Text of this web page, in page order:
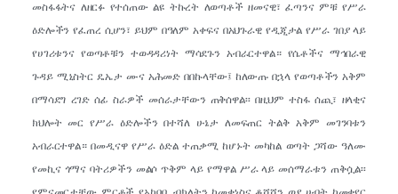
መስፋፋትና ለዘርፉ የተሰጠው ልዩ ትኩረት ለወጣቶች ዘመናዊ፣ ፈጣንና ምቹ የሥራ
ዕድሎችን የፈጠረ ሲሆን፣ ይህም በዓለም አቀፍና በአህጉራዊ የዲጂታል የሥራ ገበያ ላይ
የሀገሪቱንና የወጣቶቹን ተወዳዳሪነት ማሳደጉን አብራርተዋል። የሴቶችና ማኅበራዊ
ጉዳይ ሚኒስትር ዴኤታ ሙና አሕመድ በበኩላቸው፤ ከለውጡ በኋላ የወጣቶችን አቅም
በማሳደግ ረገድ ሰፊ ስራዎች መሰራታቸውን ጠቅሰዋል፡፡ በዚህም ተስፋ ሰጪ፣ ዘላቂና
ክህሎት መር የሥራ ዕድሎችን በተሻለ ሁኔታ ለመፍጠር ትልቅ አቅም መገንባቱን
አብራርተዋል። በመዲናዋ የሥራ ዕድል ተጠቃሚ ከሆኑት መካከል ወጣት ጋሻው ዓለሙ
የመኪና ጎማና ባትሪዎችን መልሶ ጥቅም ላይ የማዋል ሥራ ላይ መሰማራቱን ጠቅሷል፡፡